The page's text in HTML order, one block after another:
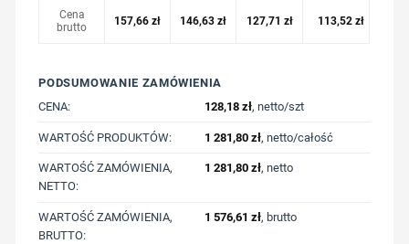
Cena
brutto
157,66zł 146,63zł 127,71 zł 113,52 zł
PODSUMOWANIE ZAMÓWIENIA
CENA:
128,18 zł, netto/szt
WARTOŚĆ PRODUKTÓW: 1 281,80 zł, netto/całość
WARTOŚĆ ZAMÓWIENIA,
NETTO:
1 281,80 zł, netto
WARTOŚĆ ZAMÓWIENIA,
BRUTTO:
1 576,61 zł, brutto